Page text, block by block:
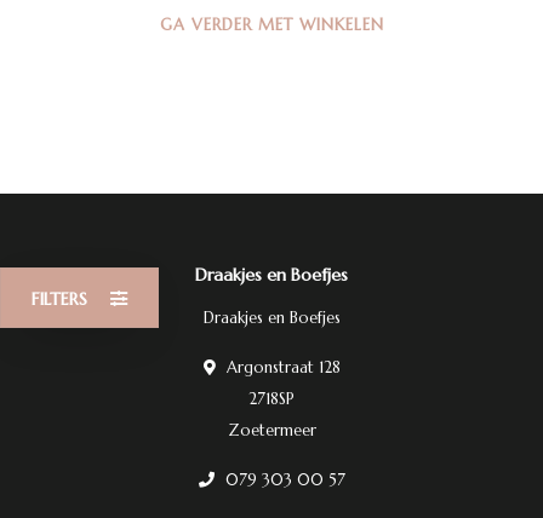
FILTERS
GA VERDER MET WINKELEN
Draakjes en Boefjes
Draakjes en Boefjes
Argonstraat 128
2718SP
Zoetermeer
079 303 00 57